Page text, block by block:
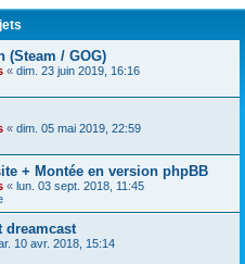
(Steam / GOG)
« dim. 23 juin 2019, 16:16
« dim. 05 mai 2019, 22:59
+ Montée en version phpBB
« lun. 03 sept. 2018, 11:45
dreamcast
10 avr. 2018, 15:14